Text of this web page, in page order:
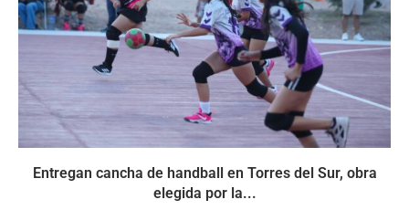
Entregan cancha de handball en Torres del Sur, obra
elegida por la...